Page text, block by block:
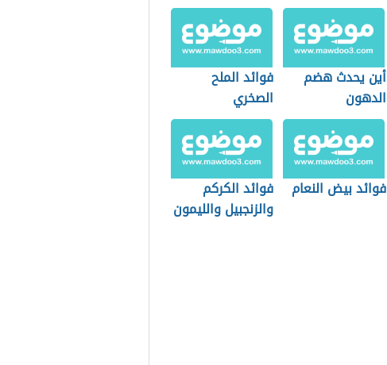
أين يحدث هضم
الدهون
فوائد الملح
الصخري
فوائد بيض النعام
فوائد الكركم
والزنجبيل والليمون